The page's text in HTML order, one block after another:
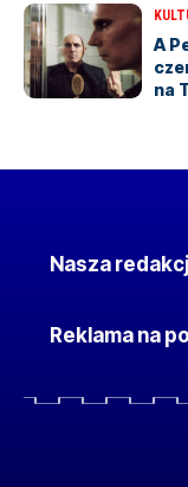
A
na
Nasza
Reklama na